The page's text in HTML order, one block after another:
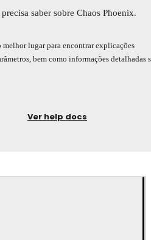
saber sobre Chaos Phoenix.
melhor lugar para encontrar explicações
bem como informações detalhadas
Ver help docs